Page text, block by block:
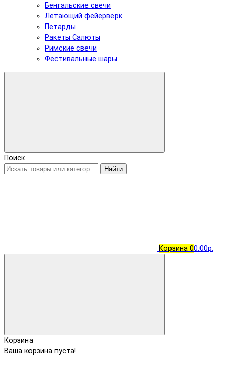
Бенгальские свечи
Летающий фейерверк
Петарды
Ракеты Салюты
Римские свечи
Фестивальные шары
Поиск
Найти
Корзина 00.00р.
Корзина
Ваша корзина пуста!